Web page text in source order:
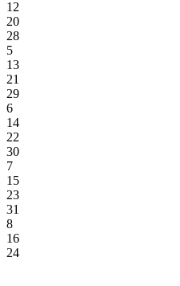
12
20
28
5
13
21
29
6
14
22
30
7
15
23
31
8
16
24